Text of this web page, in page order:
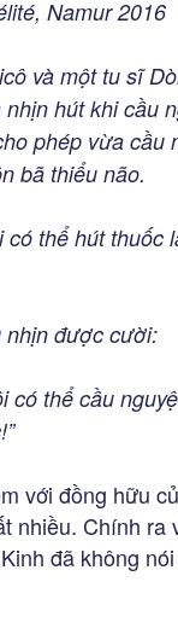
Namur 2016
và một tu sĩ
hút khi cầu
phép vừa cầu
bã thiểu não.
có thể hút
nhịn được cười:
có thể cầu
với đồng hữu
nhiều. Chính
đã không